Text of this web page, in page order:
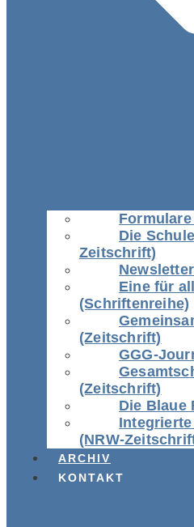
Die
Zeitschrift)
Eine für
(Schriftenreihe)
(Zeitschrift)
GGG-
(Zeitschrift)
Die Blaue
Integrierte
(NRW-
ARCHIV
KONTAKT